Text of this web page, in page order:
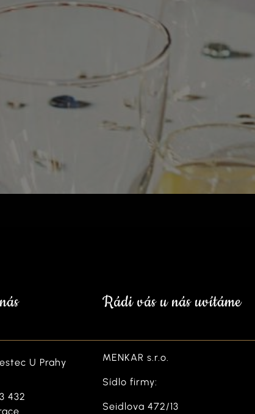
U Prahy
432
Rádi vás u nás uvítáme
MENKAR s.r.o.
Sídlo firmy:
Seidlova 472/13